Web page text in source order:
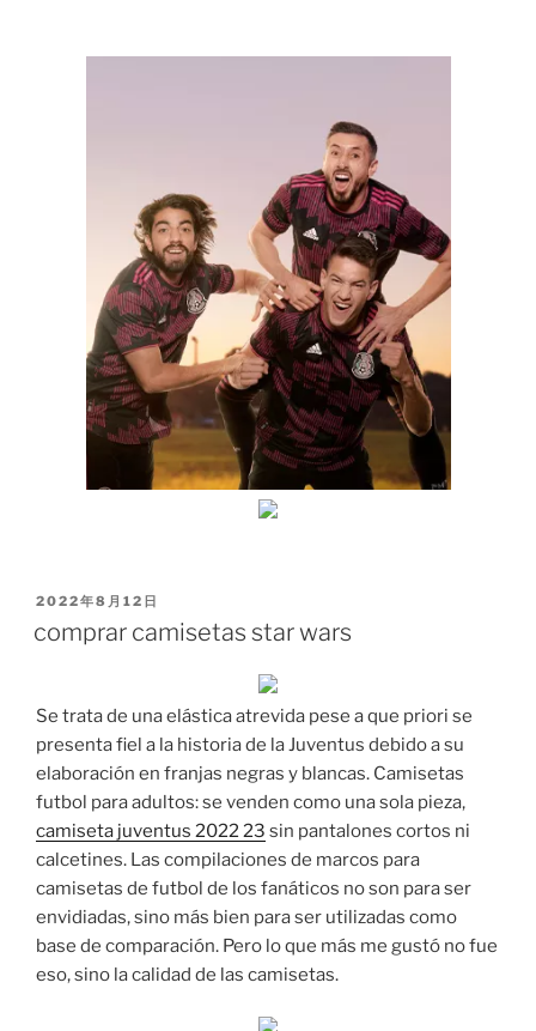
PUBLICADO
2022年8月12日
comprar camisetas star wars
Se trata de una elástica atrevida pese a que priori se
presenta fiel a la historia de la Juventus debido a su
elaboración en franjas negras y blancas. Camisetas
futbol para adultos: se venden como una sola pieza,
camiseta juventus 2022 23 sin pantalones cortos ni
calcetines. Las compilaciones de marcos para
camisetas de futbol de los fanáticos no son para ser
envidiadas, sino más bien para ser utilizadas como
base de comparación. Pero lo que más me gustó no fue
eso, sino la calidad de las camisetas.